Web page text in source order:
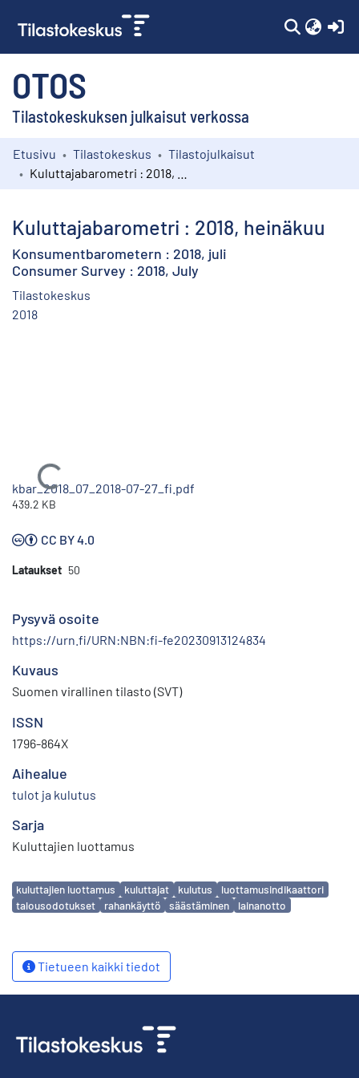
OTOS
Tilastokeskuksen julkaisut verkossa
Kokoelmat
Etusivu Tilastokeskus
Tilastojulkaisut
Kuluttajabarometri : 2018, heinäkuu
Konsumentbarometern : 2018, juli
Consumer Survey : 2018, July
Tilastokeskus
2018
Ladataan...
kbar_2018_07_2018-07-27_fi.pdf
439.2 KB
CC BY 4.0
Lataukset 50
Pysyvä osoite
https://urn.fi/URN:NBN:fi-fe20230913124834
Kuvaus
Suomen virallinen tilasto (SVT)
ISSN
1796-864X
Aihealue
tulot ja kulutus
Sarja
Kuluttajien luottamus
Avainsanat
kuluttajien luottamus kuluttajat kulutus
luottamusindikaattori
talousodotukset
rahankäyttö säästäminen lainanotto
Tietueen kaikki tiedot